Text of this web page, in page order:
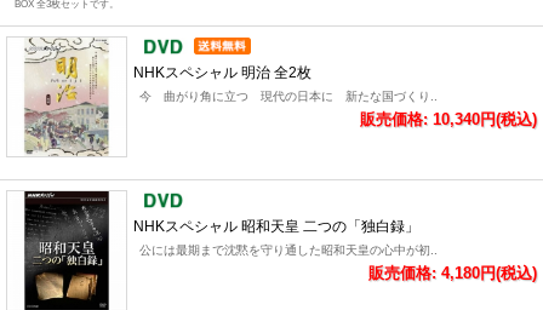
BOX 全3枚セットです。
NHKスペシャル 明治 全2枚
今 曲がり角に立つ 現代の日本に 新たな国づくり..
販売価格: 10,340円(税込)
NHKスペシャル 昭和天皇 二つの「独白録」
公には最期まで沈黙を守り通した昭和天皇の心中が初..
販売価格: 4,180円(税込)